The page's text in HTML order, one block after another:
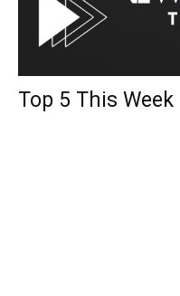
Top 5 This Week